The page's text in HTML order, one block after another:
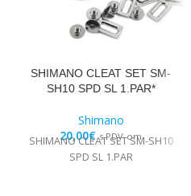
SHIMANO CLEAT SET SM-
SH10 SPD SL 1.PAR*
Shimano
20,00€ s PDV-om
SHIMANO CLEAT SET SM-SH10
SPD SL 1.PAR